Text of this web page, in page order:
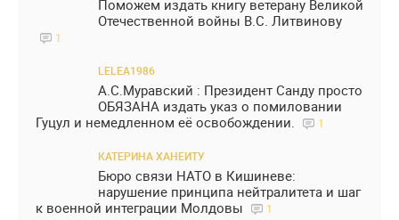
Поможем издать книгу ветерану Великой
Отечественной войны В.С. Литвинову
1
LELEA1986
А.С.Муравский : Президент Санду просто
ОБЯЗАНА издать указ о помиловании
Гуцул и немедленном её освобождении.
1
КАТЕРИНА ХАНЕИТУ
Бюро связи НАТО в Кишиневе:
нарушение принципа нейтралитета и шаг
к военной интеграции Молдовы
1